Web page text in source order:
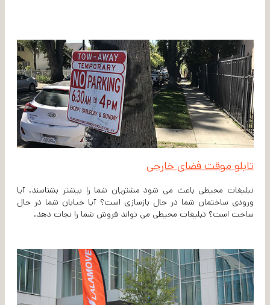
تابلو موقت فضای خارجی
تبلیغات محیطی باعث می شود مشتریان شما را بیشتر بشناسند. آیا
ورودی ساختمان شما در حال بازسازی است؟ آیا خیابان شما در حال
ساخت است؟ تبلیغات محیطی می تواند فروش شما را نجات دهد.